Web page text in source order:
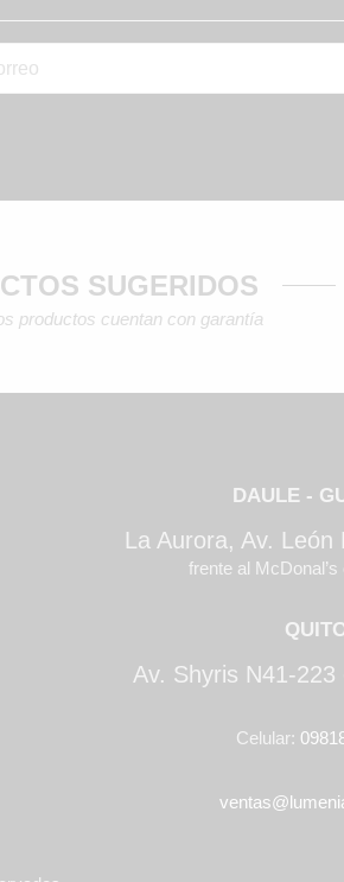
SUGERIDOS
productos cuentan con garantía
DAULE -
La Aurora, Av. León
frente al
Av. Shyris N41-
Celular: